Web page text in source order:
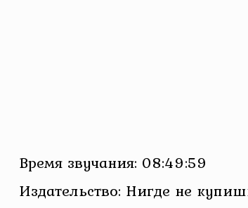
Время звучания: 08:49:59
Издательство: Нигде не